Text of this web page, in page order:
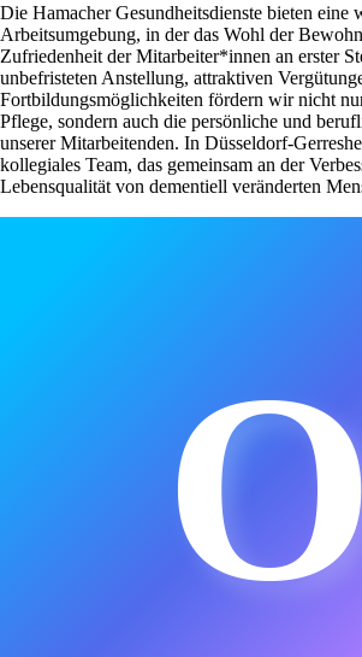
Die Hamacher Gesundheitsdienste bieten eine
Arbeitsumgebung, in der das Wohl der
Zufriedenheit der Mitarbeiter*innen an erster
unbefristeten Anstellung, attraktiven
Fortbildungsmöglichkeiten fördern wir nicht
Pflege, sondern auch die persönliche und
unserer Mitarbeitenden. In Düsseldorf-
kollegiales Team, das gemeinsam an der
Lebensqualität von dementiell veränderten